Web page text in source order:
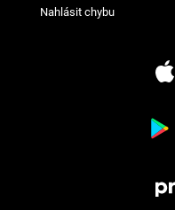
Nahlásit chybu